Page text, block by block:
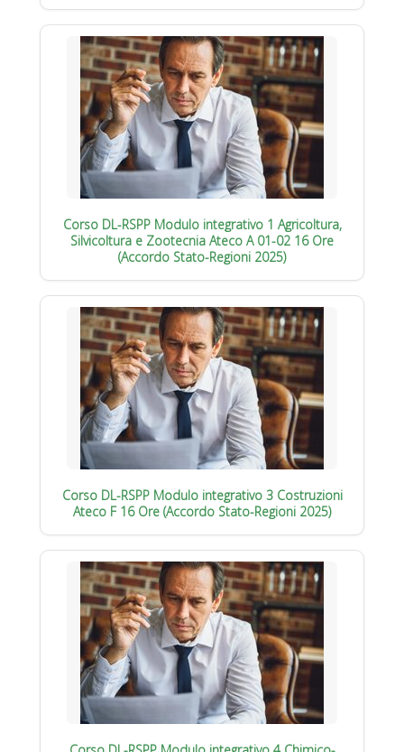
Corso DL-RSPP Modulo integrativo 1 Agricoltura,
Silvicoltura e Zootecnia Ateco A 01-02 16 Ore
(Accordo Stato-Regioni 2025)
Corso DL-RSPP Modulo integrativo 3 Costruzioni
Ateco F 16 Ore (Accordo Stato-Regioni 2025)